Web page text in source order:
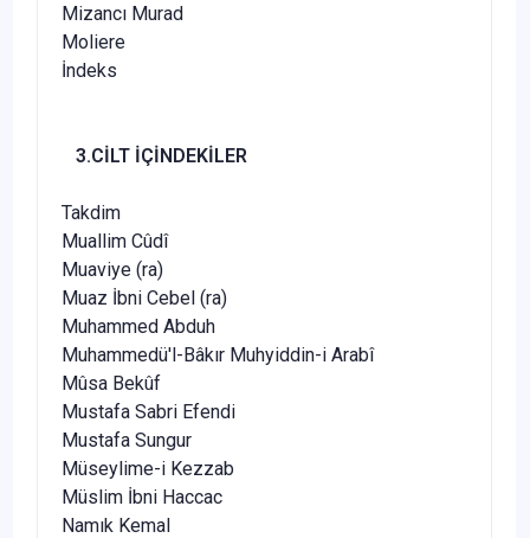
Mizancı Murad
Moliere
İndeks
3.CİLT İÇİNDEKİLER
Takdim
Muallim Cûdî
Muaviye (ra)
Muaz İbni Cebel (ra)
Muhammed Abduh
Muhammedü'l-Bâkır Muhyiddin-i Arabî
Mûsa Bekûf
Mustafa Sabri Efendi
Mustafa Sungur
Müseylime-i Kezzab
Müslim İbni Haccac
Namık Kemal